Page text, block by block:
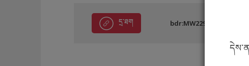
དྲ་ཐག bdr:MW22933_C6E6E8